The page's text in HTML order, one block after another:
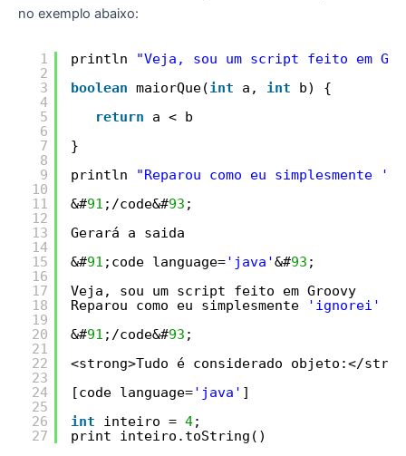
no exemplo abaixo:
1
2
3
4
5
6
7
8
9
10
11
12
13
14
15
16
17
18
19
20
21
22
23
24
25
26
27
println
"Veja, sou um script feito em
boolean maiorQue(int a, int
b) {
return
a < b
}
println
"Reparou como eu simplesmente
&#91 ;/code&#93 ;
Gerará a saida
&#91 ;code language='java'&#93 ;
Veja, sou um script feito em Groovy
Reparou como eu simplesmente
'ignorei'
&#91 ;/code&#93 ;
<strong>Tudo é considerado objeto:</
[code language='java' ]
int
inteiro = 4;
print inteiro.toString()